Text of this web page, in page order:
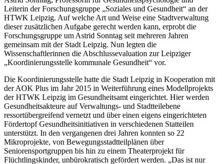
Leiterin der Forschungsgruppe „Soziales und Gesundheit“ an der
HTWK Leipzig. Auf welche Art und Weise eine Stadtverwaltung
dieser zusätzlichen Aufgabe gerecht werden kann, erprobt die
Forschungsgruppe um Astrid Sonntag seit mehreren Jahren
gemeinsam mit der Stadt Leipzig. Nun legten die
Wissenschaftlerinnen die Abschlussevaluation zur Leipziger
„Koordinierungsstelle kommunale Gesundheit“ vor.
Die Koordinierungsstelle hatte die Stadt Leipzig in Kooperation mit
der AOK Plus im Jahr 2015 in Weiterführung eines Modellprojekts
der HTWK Leipzig im Gesundheitsamt eingerichtet. Hier werden
Gesundheitsakteure auf Verwaltungs- und Stadtteilebene
ressortübergreifend vernetzt und über einen eigens eingerichteten
Fördertopf Gesundheitsinitiativen in verschiedenen Statteilen
unterstützt. In den vergangenen drei Jahren konnten so 22
Mikroprojekte, von Bewegungsstadtteilplänen über
Seniorensportgruppen bis hin zu einem Theaterprojekt für
Flüchtlingskinder, unbürokratisch gefördert werden. „Das ist nur